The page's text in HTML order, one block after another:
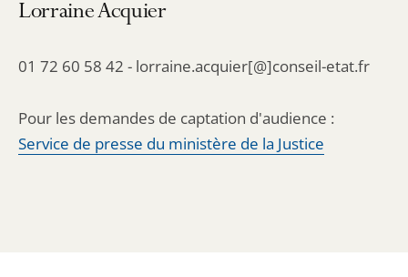
Lorraine Acquier
01 72 60 58 42 - lorraine.acquier[@]conseil-etat.fr
Pour les demandes de captation d'audience :
Service de presse du ministère de la Justice